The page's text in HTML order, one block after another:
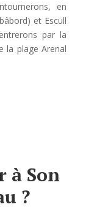
en
et Escull
par la
la plage Arenal
à Son
?